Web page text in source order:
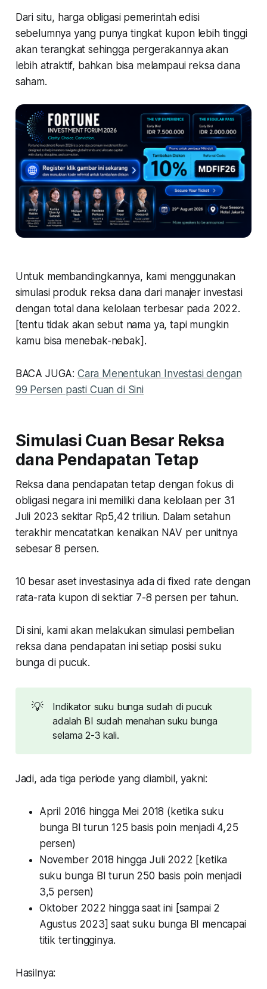
Dari situ, harga obligasi pemerintah edisi
sebelumnya yang punya tingkat kupon lebih tinggi
akan terangkat sehingga pergerakannya akan
lebih atraktif, bahkan bisa melampaui reksa dana
saham.
Untuk membandingkannya, kami menggunakan
simulasi produk reksa dana dari manajer investasi
dengan total dana kelolaan terbesar pada 2022.
[tentu tidak akan sebut nama ya, tapi mungkin
kamu bisa menebak-nebak].
BACA JUGA: Cara Menentukan Investasi dengan
99 Persen pasti Cuan di Sini
Simulasi Cuan Besar Reksa
dana Pendapatan Tetap
Reksa dana pendapatan tetap dengan fokus di
obligasi negara ini memiliki dana kelolaan per 31
Juli 2023 sekitar Rp5,42 triliun. Dalam setahun
terakhir mencatatkan kenaikan NAV per unitnya
sebesar 8 persen.
10 besar aset investasinya ada di fixed rate dengan
rata-rata kupon di sektiar 7-8 persen per tahun.
Di sini, kami akan melakukan simulasi pembelian
reksa dana pendapatan ini setiap posisi suku
bunga di pucuk.
💡
Indikator suku bunga sudah di pucuk
adalah BI sudah menahan suku bunga
selama 2-3 kali.
Jadi, ada tiga periode yang diambil, yakni:
April 2016 hingga Mei 2018 (ketika suku
bunga BI turun 125 basis poin menjadi 4,25
persen)
November 2018 hingga Juli 2022 [ketika
suku bunga BI turun 250 basis poin menjadi
3,5 persen)
Oktober 2022 hingga saat ini [sampai 2
Agustus 2023] saat suku bunga BI mencapai
titik tertingginya.
Hasilnya: